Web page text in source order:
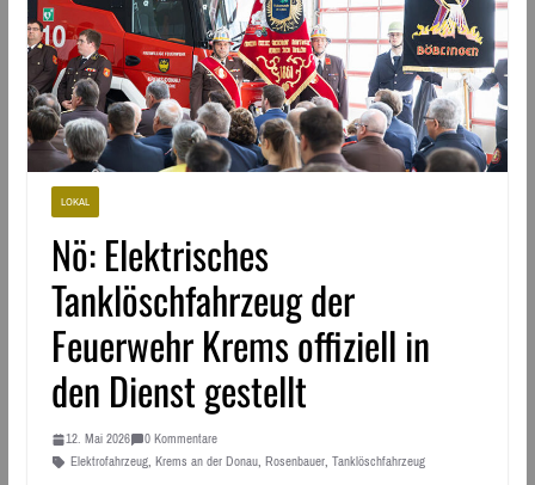
LOKAL
Nö: Elektrisches
Tanklöschfahrzeug der
Feuerwehr Krems offiziell in
den Dienst gestellt
12. Mai 2026
0 Kommentare
Elektrofahrzeug, Krems an der Donau, Rosenbauer, Tanklöschfahrzeug